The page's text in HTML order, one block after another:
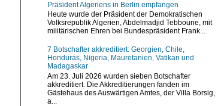
Präsident Algeriens in Berlin empfangen
Heute wurde der Präsident der Demokratischen
Volksrepublik Algerien, Abdelmadjid Tebboune, mit
militärischen Ehren bei Bundespräsident Frank...
7 Botschafter akkreditiert: Georgien, Chile,
Honduras, Nigeria, Mauretanien, Vatikan und
Madagaskar
Am 23. Juli 2026 wurden sieben Botschafter
akkreditiert. Die Akkreditierungen fanden im
Gästehaus des Auswärtigen Amtes, der Villa Borsig,
a...